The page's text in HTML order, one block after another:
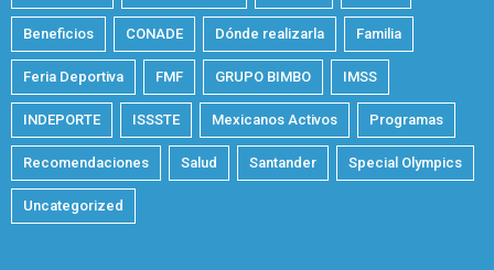
Beneficios CONADE Dónde realizarla Familia
Feria Deportiva FMF GRUPO BIMBO IMSS
INDEPORTE ISSSTE Mexicanos Activos Programas
Recomendaciones Salud Santander Special Olympics
Uncategorized